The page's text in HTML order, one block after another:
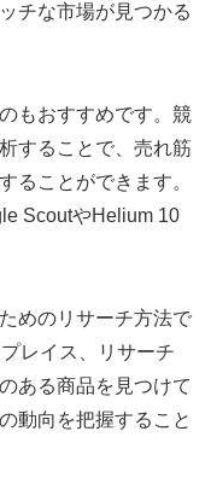
チな市場が見つかる
もおすすめです。競
することで、売れ筋
ることができます。
ScoutやHelium 10
めのリサーチ方法で
レイス、リサーチ
ある商品を見つけて
動向を把握すること